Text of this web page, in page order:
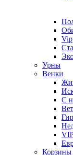
Vip
Урны
Венки
С
Корзины